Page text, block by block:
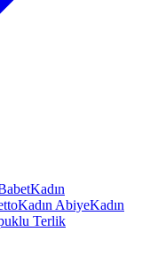
Kadın
Kadın AbiyeKadın
Terlik